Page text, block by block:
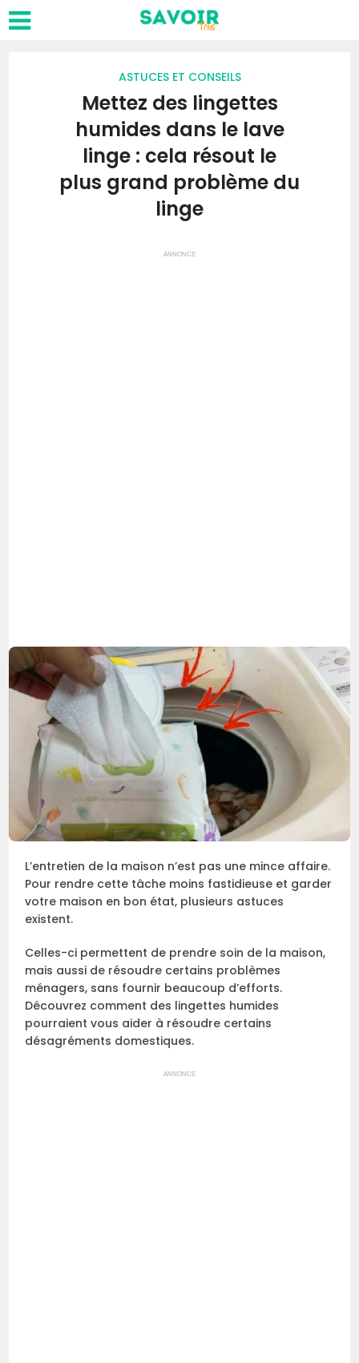
ASTUCES ET CONSEILS
Mettez des lingettes
humides dans le lave
linge : cela résout le
plus grand problème du
linge
ANNONCE
L’entretien de la maison n’est pas une mince affaire.
Pour rendre cette tâche moins fastidieuse et garder
votre maison en bon état, plusieurs astuces
existent.
Celles-ci permettent de prendre soin de la maison,
mais aussi de résoudre certains problèmes
ménagers, sans fournir beaucoup d’efforts.
Découvrez comment des lingettes humides
pourraient vous aider à résoudre certains
désagréments domestiques.
ANNONCE